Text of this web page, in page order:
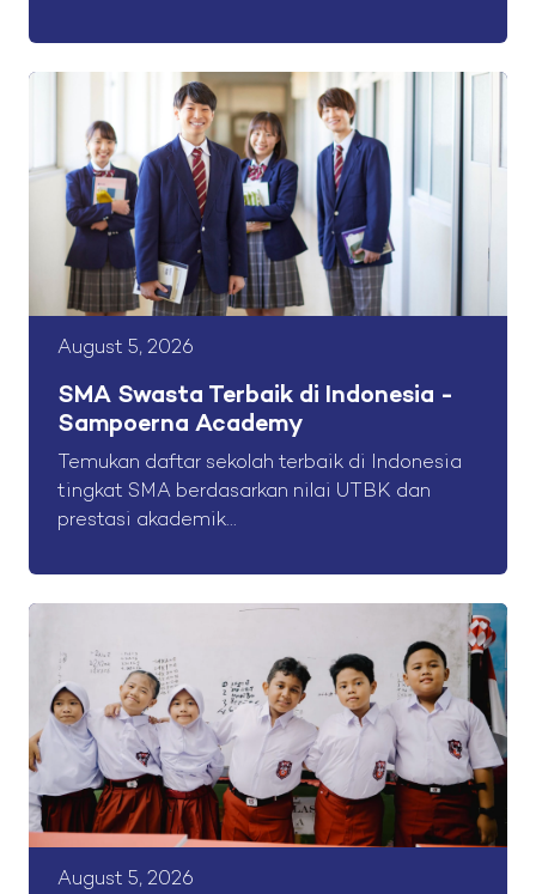
August 5, 2026
SMA Swasta Terbaik di Indonesia -
Sampoerna Academy
Temukan daftar sekolah terbaik di Indonesia
tingkat SMA berdasarkan nilai UTBK dan
prestasi akademik...
August 5, 2026